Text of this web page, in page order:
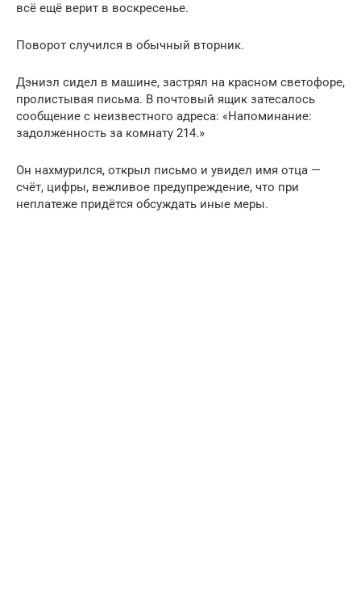
всё ещё верит в воскресенье.
Поворот случился в обычный вторник.
Дэниэл сидел в машине, застрял на красном светофоре,
пролистывая письма. В почтовый ящик затесалось
сообщение с неизвестного адреса: «Напоминание:
задолженность за комнату 214.»
Он нахмурился, открыл письмо и увидел имя отца —
счёт, цифры, вежливое предупреждение, что при
неплатеже придётся обсуждать иные меры.